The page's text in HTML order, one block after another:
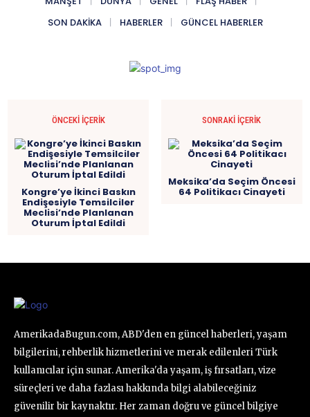
SON DAKIKA
HABERLER GÜNCEL HABERLER
ÖNCEKI İÇERIK
Kongre’ye İkinci Baskın
Endişesiyle Temsilciler
Meclisi’nde Planlanan
Oturum İptal Edildi
SONRAKI İÇERIK
Meksika’da Seçim Öncesi
64 Politikacı Cinayeti
AmerikadaBugun.com, ABD'den en güncel haberleri, yaşam
bilgilerini, rehberlik hizmetlerini ve merak edilenleri Türk
kullanıcılar için sunar. Amerika'da yaşam, iş fırsatları, vize
süreçleri ve daha fazlası hakkında bilgi alabileceğiniz
güvenilir bir kaynaktır. Her zaman doğru ve güncel bilgiye